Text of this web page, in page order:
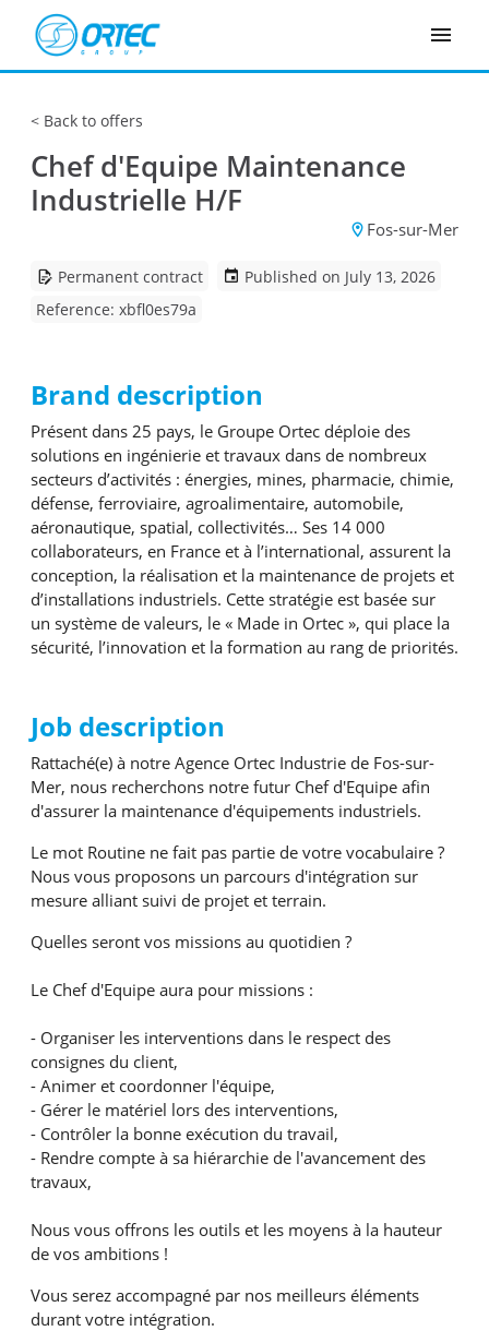
Back to offers
Chef d'Equipe Maintenance
Industrielle H/F
Fos-sur-Mer
Permanent contract
Published on July 13, 2026
Reference: xbfl0es79a
Brand description
Présent dans 25 pays, le Groupe Ortec déploie des
solutions en ingénierie et travaux dans de nombreux
secteurs d’activités : énergies, mines, pharmacie, chimie,
défense, ferroviaire, agroalimentaire, automobile,
aéronautique, spatial, collectivités… Ses 14 000
collaborateurs, en France et à l’international, assurent la
conception, la réalisation et la maintenance de projets et
d’installations industriels. Cette stratégie est basée sur
un système de valeurs, le « Made in Ortec », qui place la
sécurité, l’innovation et la formation au rang de priorités.
Job description
Rattaché(e) à notre Agence Ortec Industrie de Fos-sur-
Mer, nous recherchons notre futur Chef d'Equipe afin
d'assurer la maintenance d'équipements industriels.
Le mot Routine ne fait pas partie de votre vocabulaire ?
Nous vous proposons un parcours d'intégration sur
mesure alliant suivi de projet et terrain.
Quelles seront vos missions au quotidien ?
Le Chef d'Equipe aura pour missions :
- Organiser les interventions dans le respect des
consignes du client,
- Animer et coordonner l'équipe,
- Gérer le matériel lors des interventions,
- Contrôler la bonne exécution du travail,
- Rendre compte à sa hiérarchie de l'avancement des
travaux,
Nous vous offrons les outils et les moyens à la hauteur
de vos ambitions !
Vous serez accompagné par nos meilleurs éléments
durant votre intégration.
Cookies management panel